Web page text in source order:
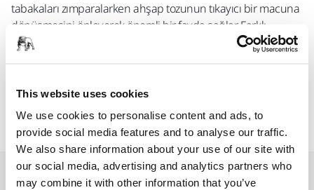
This website uses cookies
We use cookies to personalise content and ads, to
provide social media features and to analyse our traffic.
We also share information about your use of our site with
our social media, advertising and analytics partners who
may combine it with other information that you’ve
tabakaları zımparalarken ahşap tozunun tıkayıcı bir macuna
dönüşmesini önleyerek önemli bir fayda sağlar. Farklı
genişlikteki toz kanalları sayesinde daha büyük ahşap tozu
başından itibaren Mirka'nın tozsuz zımparalama
teknolojisiyle tasarlandığı anlamına gelir.
İlgili ürünler